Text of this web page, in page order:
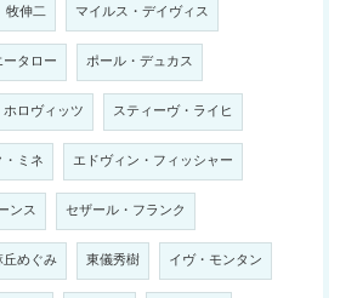
牧伸二 マイルス・デイヴィス
タロー ポール・デュカス
ホロヴィッツ スティーヴ・ライヒ
ミネ エドヴィン・フィッシャー
ンス セザール・フランク
丘めぐみ 東儀秀樹 イヴ・モンタン